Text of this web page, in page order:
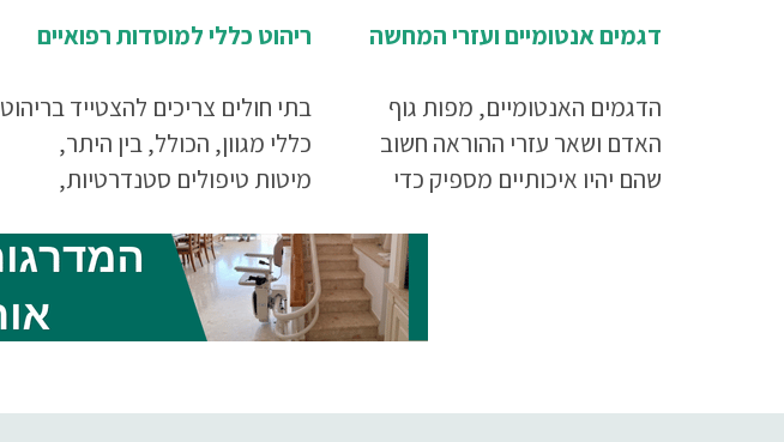
דגמים אנטומיים ועזרי המחשה
הדגמים האנטומיים, מפות גוף
האדם ושאר עזרי ההוראה חשוב
שהם יהיו איכותיים מספיק כדי
ריהוט כללי למוסדות רפואיים
בתי חולים צריכים להצטייד בריהוט
כללי מגוון, הכולל, בין היתר,
מיטות טיפולים סטנדרטיות,
למיטת חולה, מעמדים טלסקופיים
לרגל, עגלות טיפולים, עגלות
לקיחת דמים, עגלות תרופות,